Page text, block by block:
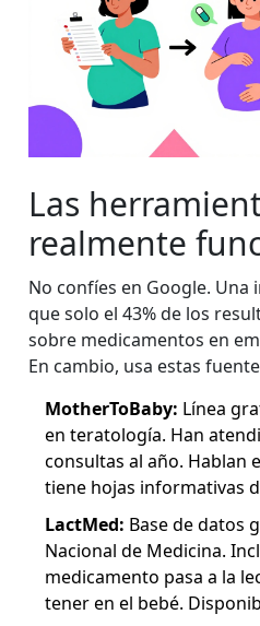
Las
realmente
No confíes en Google.
que solo el 43% de los
sobre medicamentos en
En cambio, usa estas
MotherToBaby: Línea
en teratología. Han
consultas al año. Hablan
tiene hojas informativas
LactMed: Base de datos
Nacional de Medicina.
medicamento pasa a la
tener en el bebé.